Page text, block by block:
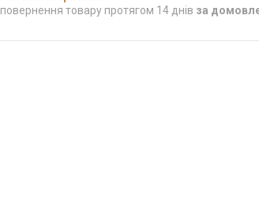
повернення товару протягом 14 днів за